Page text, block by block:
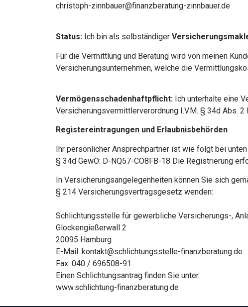
christoph-zinnbauer@finanzberatung-zinnbauer.de
Status: Ich bin als selbständiger
Für die Vermittlung und Beratung wird von meinen
Versicherungsunternehmen, welche die
Vermögensschadenhaftpflicht: Ich unterhalte eine
Versicherungsvermittlerverordnung I.V.M. § 34d Abs. 2
Registereintragungen und Erlaubnisbehörden
Ihr persönlicher Ansprechpartner ist wie folgt bei
§ 34d GewO: D-NQ57-CO8FB-18 Die Registrierung
In Versicherungsangelegenheiten können Sie sich
§ 214 Versicherungsvertragsgesetz wenden:
Schlichtungsstelle für gewerbliche Versicherungs-,
Glockengießerwall 2
20095 Hamburg
E-Mail: kontakt@schlichtungsstelle-finanzberatung.de
Fax: 040 / 696508-91
Einen Schlichtungsantrag finden Sie unter
www.schlichtung-finanzberatung.de